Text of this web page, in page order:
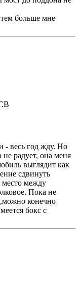
больше мне
- весь год жду. Но
радует, она меня
выглядит как
сдвинуть
место между
Пока не
конечно
бокс с